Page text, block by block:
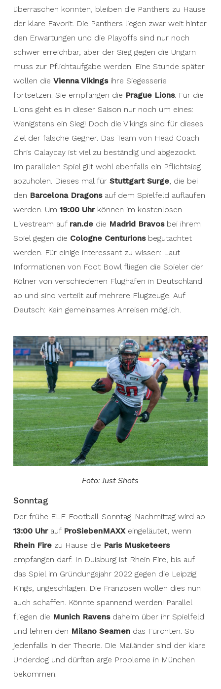
überraschen konnten, bleiben die Panthers zu Hause
der klare Favorit. Die Panthers liegen zwar weit hinter
den Erwartungen und die Playoffs sind nur noch
schwer erreichbar, aber der Sieg gegen die Ungarn
muss zur Pflichtaufgabe werden. Eine Stunde später
wollen die Vienna Vikingsihre Siegesserie
fortsetzen. Sie empfangen die Prague Lions. Für die
Lions geht es in dieser Saison nur noch um eines:
Wenigstens ein Sieg! Doch die Vikings sind für dieses
Ziel der falsche Gegner. Das Team von Head Coach
Chris Calaycay ist viel zu beständig und abgezockt.
Im parallelen Spiel gilt wohl ebenfalls ein Pflichtsieg
abzuholen. Dieses mal für Stuttgart Surge, die bei
den Barcelona Dragonsauf dem Spielfeld auflaufen
werden. Um 19:00 Uhrkönnen im kostenlosen
Livestream auf ran.de die Madrid Bravos bei ihrem
Spiel gegen die Cologne Centurions begutachtet
werden. Für einige interessant zu wissen: Laut
Informationen von Foot Bowl fliegen die Spieler der
Kölner von verschiedenen Flughäfen in Deutschland
ab und sind verteilt auf mehrere Flugzeuge. Auf
Deutsch: Kein gemeinsames Anreisen möglich.
Foto: Just Shots
Sonntag
Der frühe ELF-Football-Sonntag-Nachmittag wird ab
13:00 Uhrauf ProSiebenMAXXeingeläutet, wenn
Rhein Firezu Hause die Paris Musketeers
empfangen darf. In Duisburg ist Rhein Fire, bis auf
das Spiel im Gründungsjahr 2022 gegen die Leipzig
Kings, ungeschlagen. Die Franzosen wollen dies nun
auch schaffen. Könnte spannend werden! Parallel
fliegen die Munich Ravensdaheim über ihr Spielfeld
und lehren den Milano Seamendas Fürchten. So
jedenfalls in der Theorie. Die Mailänder sind der klare
Underdog und dürften arge Probleme in München
bekommen.